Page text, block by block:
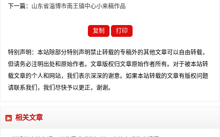
下一篇： 山东省淄博市南王镇中心小来稿作品
复制 打印
特别声明：本站除部分特别声明禁止转载的专稿外的其他文章可以自由转载，
但请务必注明出处和原始作者。文章版权归文章原始作者所有。对于被本站转
载文章的个人和网站，我们表示深深的谢意。如果本站转载的文章有版权问题
请联系我们，我们尽快予以更正，谢谢。
相关文章